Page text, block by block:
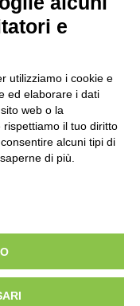
di
il
e
utilizziamo i cookie e
ed elaborare i dati
web o la
rispettiamo il tuo diritto
alcuni tipi di
di più.